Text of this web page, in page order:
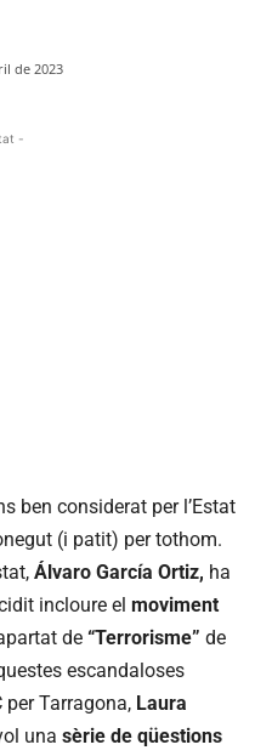
de 2023
-
ben considerat per l’Estat
(i patit) per tothom.
Álvaro García Ortiz, ha
incloure el moviment
de “Terrorisme” de
escandaloses
per Tarragona, Laura
una sèrie de qüestions